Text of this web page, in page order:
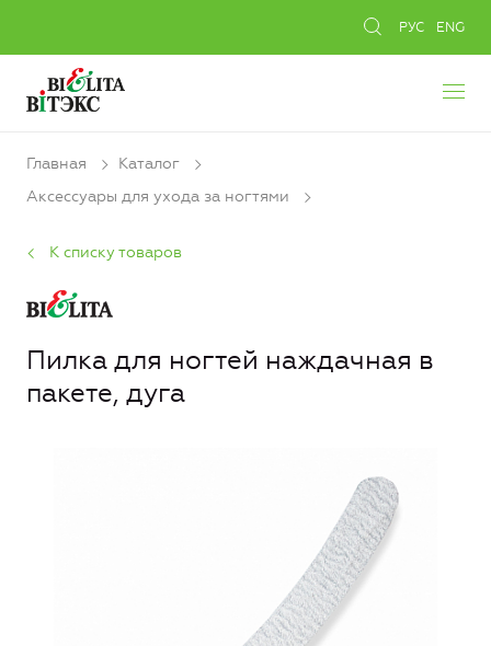
РУС ENG
Главная
Каталог
Аксессуары для ухода за ногтями
К списку товаров
Пилка для ногтей наждачная в
пакете, дуга